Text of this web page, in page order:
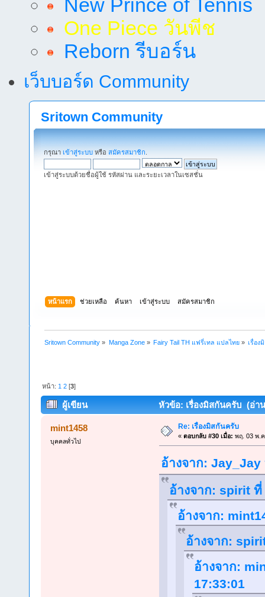
New Prince of Tennis
One Piece วันพีช
Reborn รีบอร์น
เว็บบอร์ด Community
Sritown Community
กรุณา เข้าสู่ระบบ หรือ สมัครสมาชิก
เข้าสู่ระบบด้วยชื่อผู้ใช้ รหัสผ่าน และระยะเวลาในเซสชั่น
หน้าแรก ช่วยเหลือ ค้นหา เข้าสู่ระบบ สมัครสมาชิก
Sritown Community » Manga Zone» Fairy Tail TH แฟรี่เทล แปลไทย» เรื่อง
หน้า: 1 2 [3]
ผู้เขียน หัวข้อ: เรื่องมิสกันครับ (อ่าน
mint1458
บุคคลทั่วไป
Re: เรื่องมิสกันครับ
« ตอบกลับ #30 เมื่อ: พฤ. 03 พ.ค
อ้างจาก: Jay_Jay
อ้างจาก: spirit ที่
อ้างจาก:
อ้างจาก:
อ้างจาก:
17:33:01